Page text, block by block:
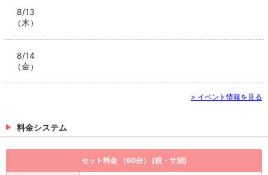
8/13
（木）
8/14
（金）
> イベント情報を見る
料金システム
セット料金 （60分） [税・サ別]